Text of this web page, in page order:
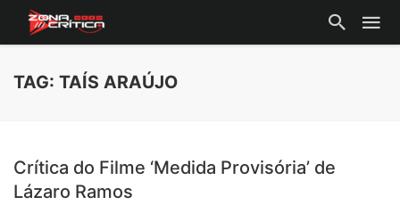
TAG: TAÍS ARAÚJO
Crítica do Filme ‘Medida Provisória’ de
Lázaro Ramos